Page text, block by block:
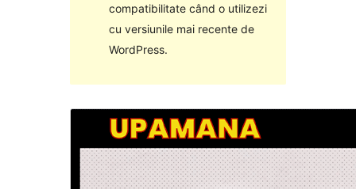
compatibilitate când o utilizezi
cu versiunile mai recente de
WordPress.